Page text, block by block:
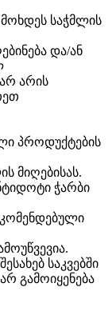
მოხდეს საჭმლის
და/ან
არის
პროდუქტების
მიღებისას.
ჭარბი
საკვებში
გამოიყენება